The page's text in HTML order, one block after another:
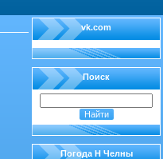
vk.com
Поиск
Погода Н Челны